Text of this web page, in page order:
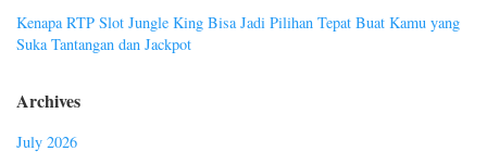
Kenapa RTP Slot Jungle King Bisa Jadi Pilihan Tepat Buat Kamu yang
Suka Tantangan dan Jackpot
Archives
July 2026